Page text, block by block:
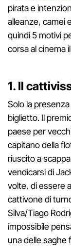
pirata e
alleanze, camei
quindi 5 motivi
corsa al cinema
1. Il
Solo la
biglietto. Il
paese per
capitano della
riuscito a
vendicarsi di
volte, di essere
cattivone di
Silva/Tiago
impossibile
una delle saghe